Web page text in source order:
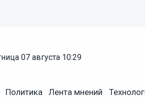
07 августа 10:29
Политика Лента мнений
85 в Нижегородском